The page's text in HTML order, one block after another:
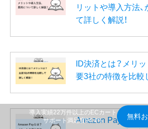
リットや導入方法
て詳しく解説！
ID決済とは？メリ
要3社の特徴を比較
Amazon Pay(アマ
導入実績22万件以上のECカート
サポート満足度94.4%
無料